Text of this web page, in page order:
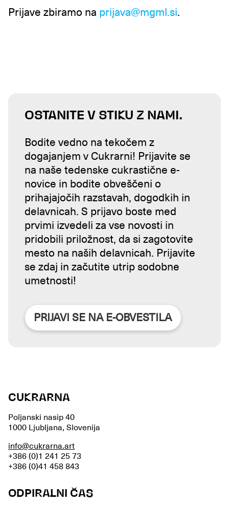
Prijave zbiramo na prijava@mgml.si.
OSTANITE V STIKU Z NAMI.
Bodite vedno na tekočem z
dogajanjem v Cukrarni! Prijavite se
na naše tedenske cukrastične e-
novice in bodite obveščeni o
prihajajočih razstavah, dogodkih in
delavnicah. S prijavo boste med
prvimi izvedeli za vse novosti in
pridobili priložnost, da si zagotovite
mesto na naših delavnicah. Prijavite
se zdaj in začutite utrip sodobne
umetnosti!
PRIJAVI SE NA E-OBVESTILA
CUKRARNA
Poljanski nasip 40
1000 Ljubljana, Slovenija
info@cukrarna.art
+386 (0)1 241 25 73
+386 (0)41 458 843
ODPIRALNI ČAS